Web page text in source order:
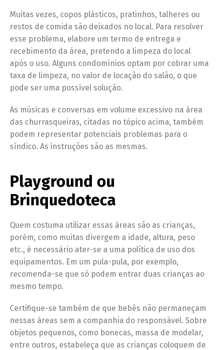
Muitas vezes, copos plásticos, pratinhos, talheres ou
restos de comida são deixados no local. Para resolver
esse problema, elabore um termo de entrega e
recebimento da área, pretendo a limpeza do local
após o uso. Alguns condomínios optam por cobrar uma
taxa de limpeza, no valor de locação do salão, o que
pode ser uma possível solução.
As músicas e conversas em volume excessivo na área
das churrasqueiras, citadas no tópico acima, também
podem representar potenciais problemas para o
síndico. As instruções são as mesmas.
Playground ou
Brinquedoteca
Quem costuma utilizar essas áreas são as crianças,
porém, como muitas divergem a idade, altura, peso
etc., é necessário ater-se a uma política de uso dos
equipamentos. Em um pula-pula, por exemplo,
recomenda-se que só podem entrar duas crianças ao
mesmo tempo.
Certifique-se também de que bebês não permaneçam
nessas áreas sem a companhia do responsável. Sobre
objetos pequenos, como bonecas, massa de modelar,
entre outros, estabeleça que as crianças coloquem de